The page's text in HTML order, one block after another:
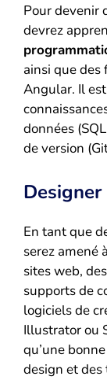
Pour devenir
devrez
ainsi que
Angular. Il
données
de version
En tant que
serez amené
sites web,
supports de
logiciels de
Illustrator ou
qu’une
design et des